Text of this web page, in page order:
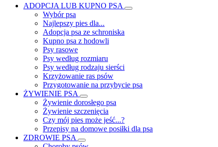
ADOPCJA LUB KUPNO PSA
Wybór psa
Najlepszy pies dla...
Adopcja psa ze schroniska
Kupno psa z hodowli
Psy rasowe
Psy według rozmiaru
Psy według rodzaju sierści
Krzyżowanie ras psów
Przygotowanie na przybycie psa
ŻYWIENIE PSA
Żywienie dorosłego psa
Żywienie szczenięcia
Czy mój pies może jeść...?
Przepisy na domowe posiłki dla psa
ZDROWIE PSA